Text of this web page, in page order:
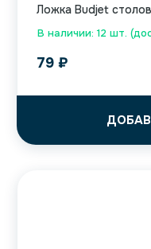
В наличии: 12 шт.
Ложка Budjet
79 ₽